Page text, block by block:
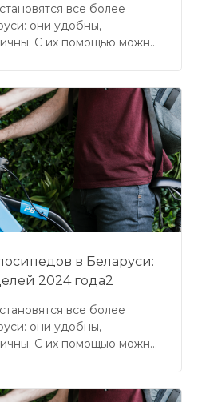
все более
они удобны,
С их помощью можно
10 лучших
в Беларуси,
и выясним, какая
вам.
в Беларуси:
2024 года2
все более
они удобны,
С их помощью можно
10 лучших